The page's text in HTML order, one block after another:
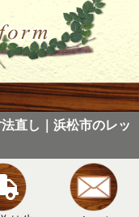
直し｜浜松市のレッ